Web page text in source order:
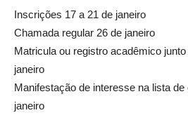
Inscrições 17 a 21 de janeiro
Chamada regular 26 de janeiro
Matricula ou registro acadêmico
janeiro
Manifestação de interesse na lista de
janeiro